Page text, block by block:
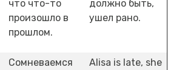
что что-то
произошло в
прошлом.
должно быть,
ушел рано.
Сомневаемся
Alisa is late, she